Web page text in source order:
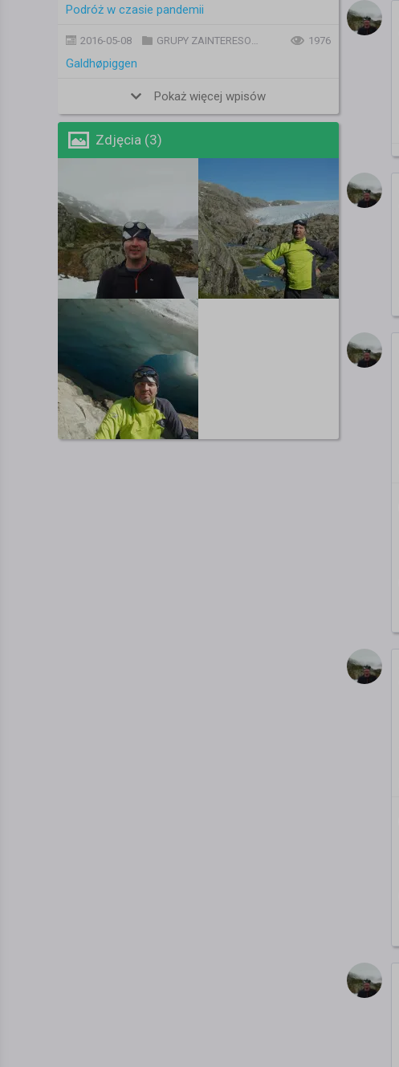
Podróż w czasie pandemii
2016-05-08 GRUPY ZAINTERESOWAŃ 1976
Galdhøpiggen
Pokaż więcej wpisów
Zdjęcia (3)